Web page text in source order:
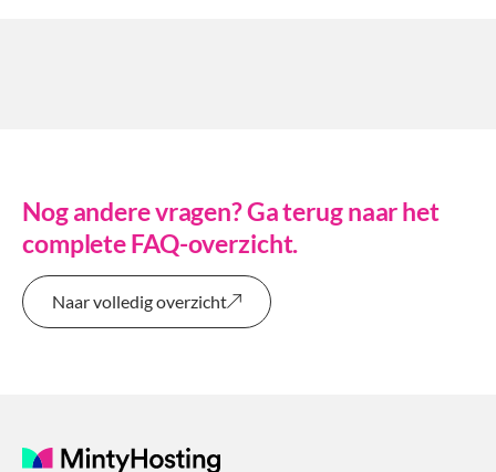
Nog andere vragen? Ga terug naar het
complete FAQ-overzicht.
Naar volledig overzicht